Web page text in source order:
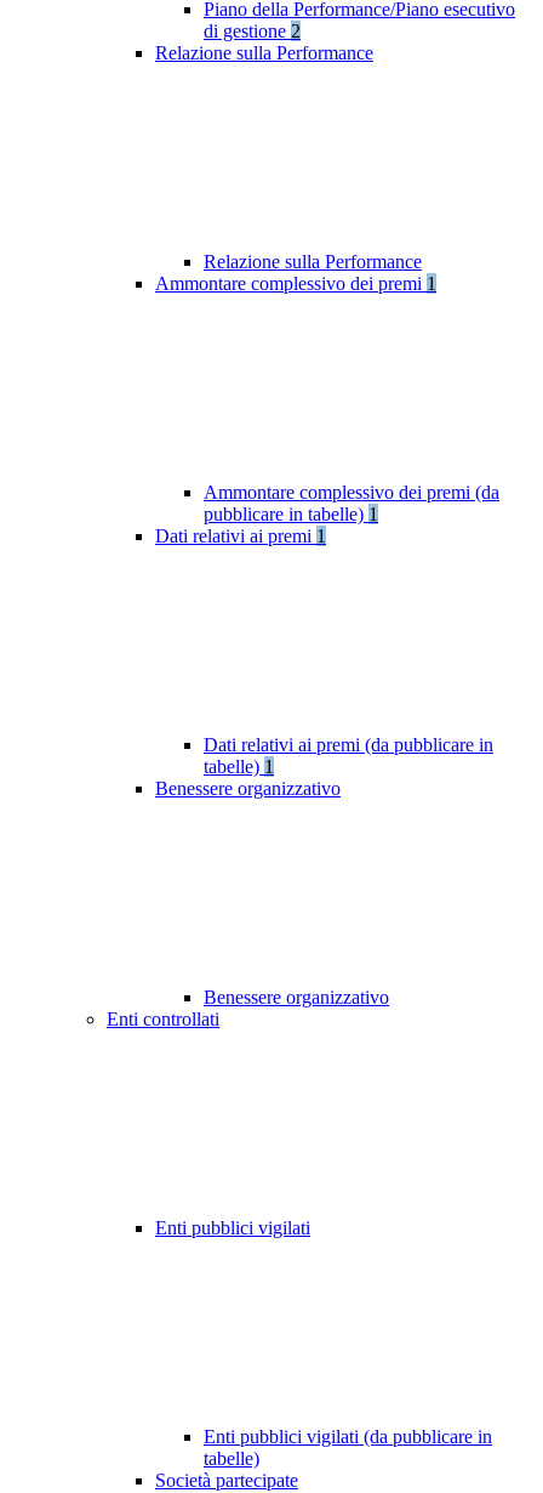
Piano della Performance/Piano esecutivo
di gestione 2
Relazione sulla Performance
Relazione sulla Performance
Ammontare complessivo dei premi 1
Ammontare complessivo dei premi (da
pubblicare in tabelle) 1
Dati relativi ai premi 1
Dati relativi ai premi (da pubblicare in
tabelle) 1
Benessere organizzativo
Benessere organizzativo
Enti controllati
Enti pubblici vigilati
Enti pubblici vigilati (da pubblicare in
tabelle)
Società partecipate